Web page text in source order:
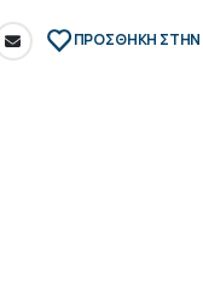
ΠΡΌΣΘΉΚΗ ΣΤΗΝ